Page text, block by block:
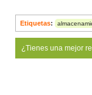
Etiquetas:
¿Tienes una mejor